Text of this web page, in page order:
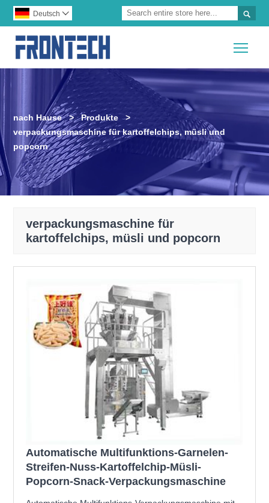

Deutsch 
nach Hause > Produkte
>
verpackungsmaschine für kartoffelchips, müsli und
popcorn
verpackungsmaschine für
kartoffelchips, müsli und popcorn
Automatische Multifunktions-Garnelen-
Streifen-Nuss-Kartoffelchip-Müsli-
Popcorn-Snack-Verpackungsmaschine